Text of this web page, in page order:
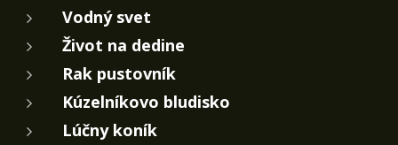
Vodný svet
Život na dedine
Rak pustovník
Kúzelníkovo bludisko
Lúčny koník